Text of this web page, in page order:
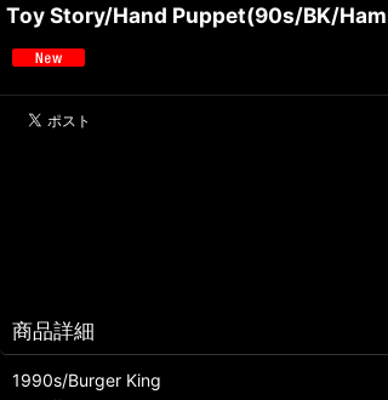
Toy Story/Hand Puppet(90s/BK/
商品詳細
1990s/Burger King